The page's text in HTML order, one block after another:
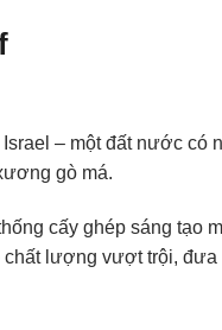
– một đất nước có
gò má.
cấy ghép sáng tạo
lượng vượt trội,